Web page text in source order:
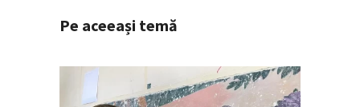
Pe aceeași temă